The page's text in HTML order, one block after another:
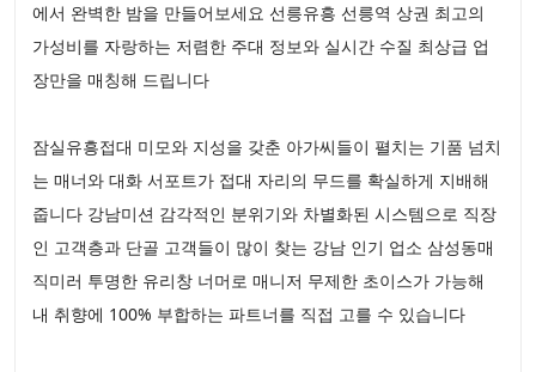
에서 완벽한 밤을 만들어보세요 선릉유흥 선릉역 상권 최고의
가성비를 자랑하는 저렴한 주대 정보와 실시간 수질 최상급 업
장만을 매칭해 드립니다
잠실유흥접대 미모와 지성을 갖춘 아가씨들이 펼치는 기품 넘치
는 매너와 대화 서포트가 접대 자리의 무드를 확실하게 지배해
줍니다 강남미션 감각적인 분위기와 차별화된 시스템으로 직장
인 고객층과 단골 고객들이 많이 찾는 강남 인기 업소 삼성동매
직미러 투명한 유리창 너머로 매니저 무제한 초이스가 가능해
내 취향에 100% 부합하는 파트너를 직접 고를 수 있습니다